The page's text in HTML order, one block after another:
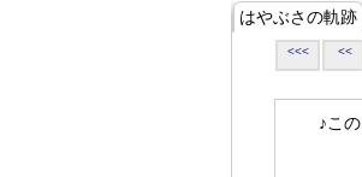
はやぶさの軌跡
<<< <<
♪この